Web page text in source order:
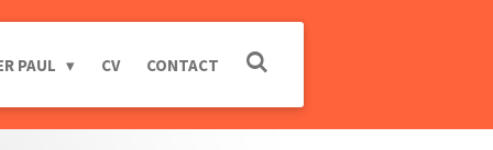
PAUL CV CONTACT